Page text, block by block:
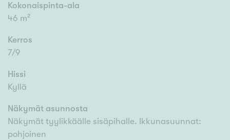
Kokonaispinta-ala
46 m²
Kerros
7/9
Hissi
Kyllä
Näkymät asunnosta
Näkymät tyylikkäälle sisäpihalle. Ikkunasuunnat:
pohjoinen